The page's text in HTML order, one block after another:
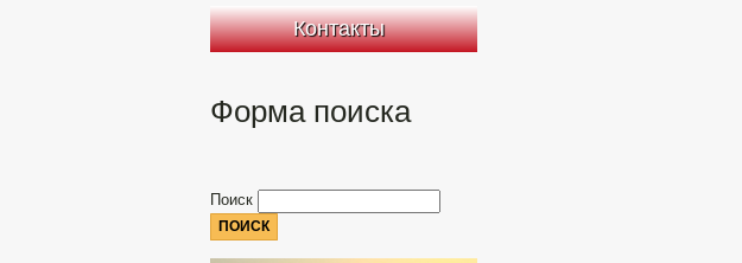
Контакты
Форма поиска
Поиск